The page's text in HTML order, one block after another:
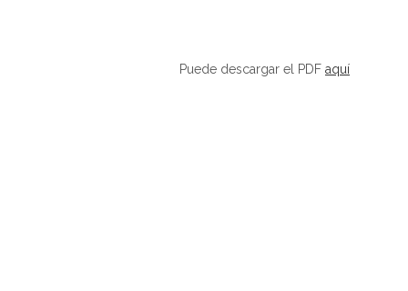
Puede descargar el PDF aquí